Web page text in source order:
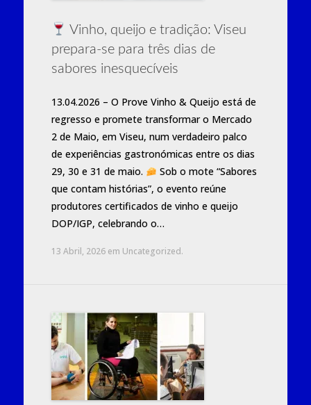
Vinho, queijo e tradição: Viseu
prepara-se para três dias de
sabores inesquecíveis
13.04.2026 – O Prove Vinho & Queijo está de
regresso e promete transformar o Mercado
2 de Maio, em Viseu, num verdadeiro palco
de experiências gastronómicas entre os dias
29, 30 e 31 de maio.
Sob o mote “Sabores
que contam histórias”, o evento reúne
produtores certificados de vinho e queijo
DOP/IGP, celebrando o…
13 Abril, 2026em Uncategorized.